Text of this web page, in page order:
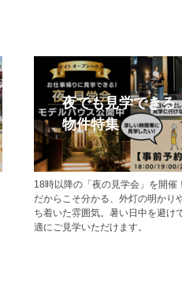
夜でも見学できる
物件特集
18時以降の「夜の見学会」を開催
だからこそ分かる、外灯の明かり
ち着いた雰囲気。暑い日中を避け
適にご見学いただけます。